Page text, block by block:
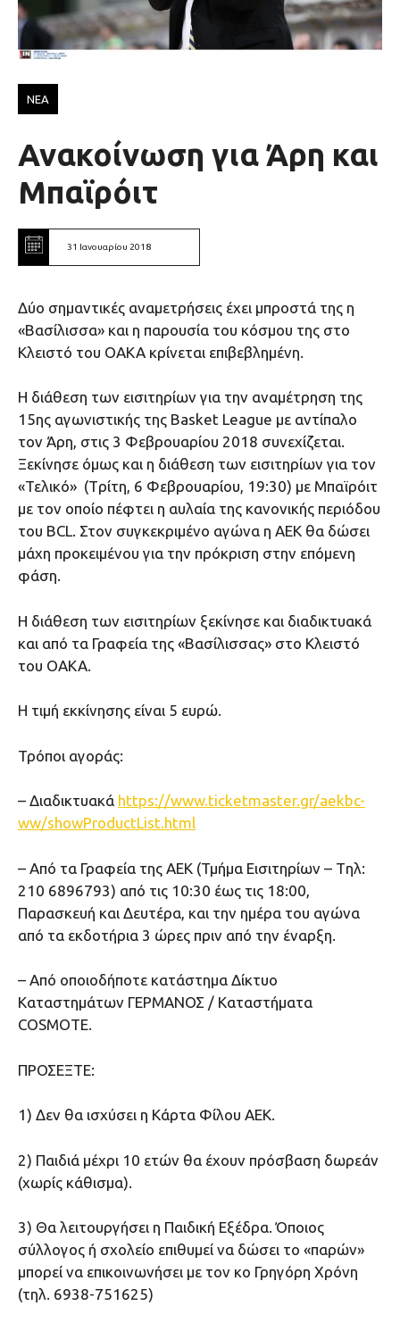
ΝΕΑ
Ανακοίνωση για Άρη και
Μπαϊρόιτ
31 Ιανουαρίου 2018
Δύο σημαντικές αναμετρήσεις έχει μπροστά της η
«Βασίλισσα» και η παρουσία του κόσμου της στο
Κλειστό του ΟΑΚΑ κρίνεται επιβεβλημένη.
Η διάθεση των εισιτηρίων για την αναμέτρηση της
15ης αγωνιστικής της Basket League με αντίπαλο
τον Άρη, στις 3 Φεβρουαρίου 2018 συνεχίζεται.
Ξεκίνησε όμως και η διάθεση των εισιτηρίων για τον
«Τελικό» (Tρίτη, 6 Φεβρουαρίου, 19:30) με Μπαϊρόιτ
με τον οποίο πέφτει η αυλαία της κανονικής περιόδου
του BCL. Στον συγκεκριμένο αγώνα η ΑΕΚ θα δώσει
μάχη προκειμένου για την πρόκριση στην επόμενη
φάση.
Η διάθεση των εισιτηρίων ξεκίνησε και διαδικτυακά
και από τα Γραφεία της «Βασίλισσας» στο Κλειστό
του ΟΑΚΑ.
Η τιμή εκκίνησης είναι 5 ευρώ.
Τρόποι αγοράς:
– Διαδικτυακά https://www.ticketmaster.gr/aekbc-
ww/showProductList.html
– Από τα Γραφεία της ΑΕΚ (Τμήμα Εισιτηρίων – Tηλ:
210 6896793) από τις 10:30 έως τις 18:00,
Παρασκευή και Δευτέρα, και την ημέρα του αγώνα
από τα εκδοτήρια 3 ώρες πριν από την έναρξη.
– Από οποιοδήποτε κατάστημα Δίκτυο
Καταστημάτων ΓΕΡΜΑΝΟΣ / Καταστήματα
COSMOTE.
ΠΡΟΣΕΞΤΕ:
1) Δεν θα ισχύσει η Κάρτα Φίλου ΑΕΚ.
2) Παιδιά μέχρι 10 ετών θα έχουν πρόσβαση δωρεάν
(χωρίς κάθισμα).
3) Θα λειτουργήσει η Παιδική Εξέδρα. Όποιος
σύλλογος ή σχολείο επιθυμεί να δώσει το «παρών»
μπορεί να επικοινωνήσει με τον κο Γρηγόρη Χρόνη
(τηλ. 6938-751625)